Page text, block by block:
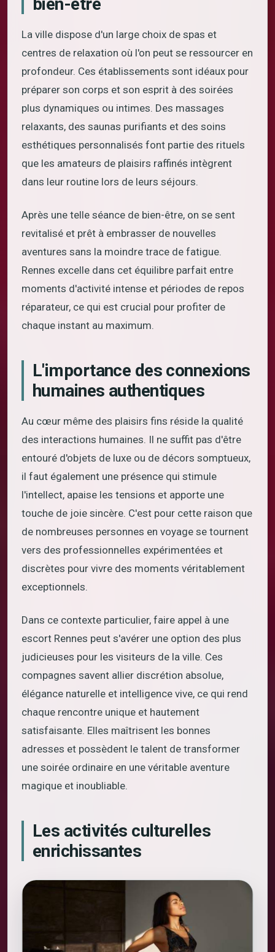
La ville dispose d'un large choix de spas et
centres de relaxation où l'on peut se ressourcer en
profondeur. Ces établissements sont idéaux pour
préparer son corps et son esprit à des soirées
plus dynamiques ou intimes. Des massages
relaxants, des saunas purifiants et des soins
esthétiques personnalisés font partie des rituels
que les amateurs de plaisirs raffinés intègrent
dans leur routine lors de leurs séjours.
Après une telle séance de bien-être, on se sent
revitalisé et prêt à embrasser de nouvelles
aventures sans la moindre trace de fatigue.
Rennes excelle dans cet équilibre parfait entre
moments d'activité intense et périodes de repos
réparateur, ce qui est crucial pour profiter de
chaque instant au maximum.
L'importance des connexions
humaines authentiques
Au cœur même des plaisirs fins réside la qualité
des interactions humaines. Il ne suffit pas d'être
entouré d'objets de luxe ou de décors somptueux,
il faut également une présence qui stimule
l'intellect, apaise les tensions et apporte une
touche de joie sincère. C'est pour cette raison que
de nombreuses personnes en voyage se tournent
vers des professionnelles expérimentées et
discrètes pour vivre des moments véritablement
exceptionnels.
Dans ce contexte particulier, faire appel à une
escort Rennes peut s'avérer une option des plus
judicieuses pour les visiteurs de la ville. Ces
compagnes savent allier discrétion absolue,
élégance naturelle et intelligence vive, ce qui rend
chaque rencontre unique et hautement
satisfaisante. Elles maîtrisent les bonnes
adresses et possèdent le talent de transformer
une soirée ordinaire en une véritable aventure
magique et inoubliable.
Les activités culturelles
enrichissantes